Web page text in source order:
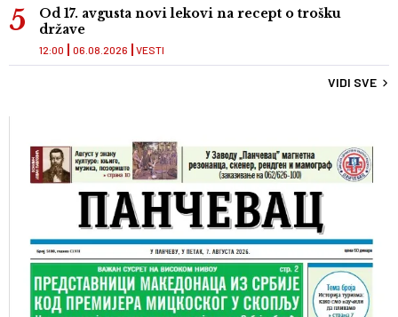
Od 17. avgusta novi lekovi na recept o trošku
države
VESTI
12:00 06.08.2026
VIDI SVE